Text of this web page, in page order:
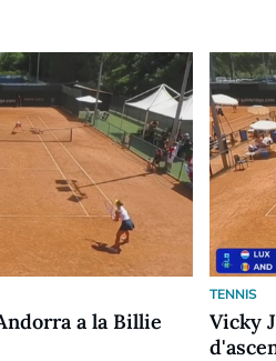
a la Billie
TENNIS
Vicky